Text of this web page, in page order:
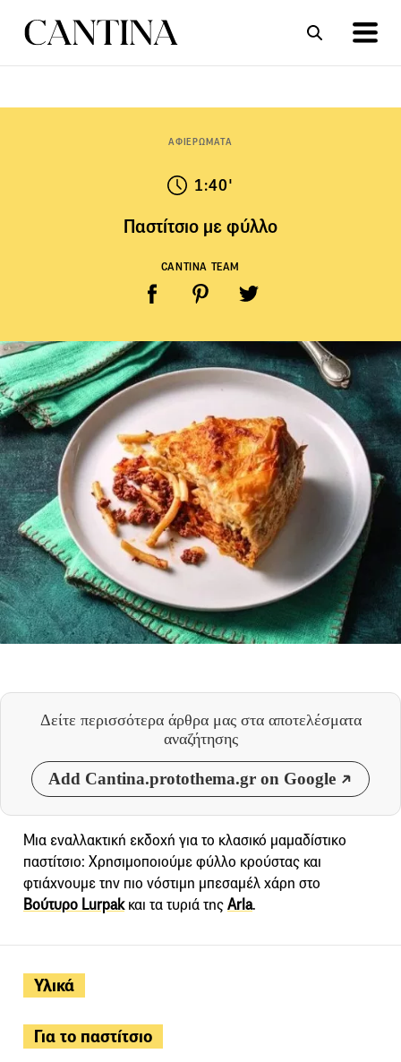
ΑΦΙΕΡΩΜΑΤΑ
1:40'
Παστίτσιο με φύλλο
CANTINA TEAM
Δείτε περισσότερα άρθρα μας στα αποτελέσματα
αναζήτησης
Add Cantina.protothema.gr on Google
Υλικά
Για το παστίτσιο
Μια εναλλακτική εκδοχή για το κλασικό μαμαδίστικο
παστίτσιο: Xρησιμοποιούμε φύλλο κρούστας και
φτιάχνουμε την πιο νόστιμη μπεσαμέλ χάρη στο
Βούτυρο Lurpakκαι τα τυριά τηςArla.